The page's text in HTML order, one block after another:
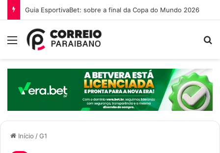
Guia EsportivaBet: sobre a final da Copa do Mundo 2026
Menu
Início /G1